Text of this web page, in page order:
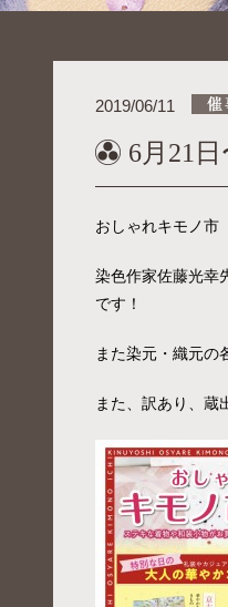
2019/06/11
6月21
おしゃれキモノ市
染色作家佐藤光幸
です！
また染元・織元の
また、訳あり、蔵